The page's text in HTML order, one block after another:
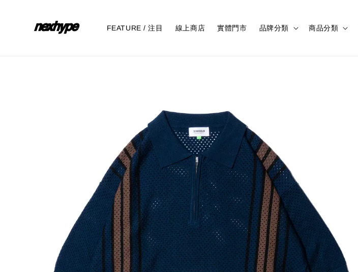
FEATURE / 注目 線上商店 實體門市 品牌分類 商品分類